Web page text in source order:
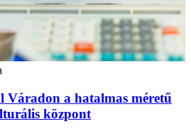
Váradon a hatalmas méretű
központ